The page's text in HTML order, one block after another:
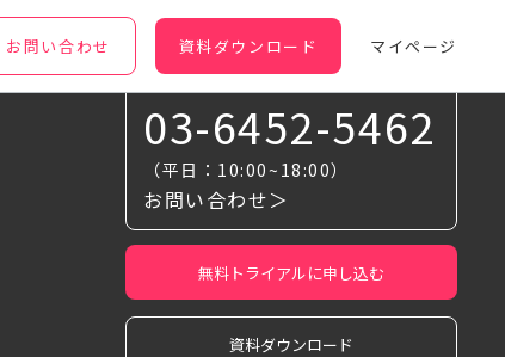
お問い合わせ 資料ダウンロード マイページ
お気軽に相談ください
03-6452-5462
（平日：10:00~18:00）
お問い合わせ＞
無料トライアルに申し込む
資料ダウンロード